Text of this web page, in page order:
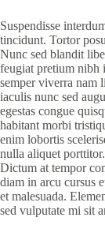
Suspendisse
tincidunt. Tortor
Nunc sed blandit
feugiat pretium nibh
semper viverra nam
iaculis nunc sed
egestas congue
habitant morbi
enim lobortis
nulla aliquet
Dictum at tempor
diam in arcu cursus
et malesuada.
sed vulputate mi sit